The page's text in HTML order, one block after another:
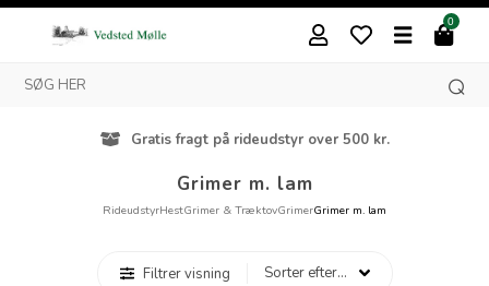
0
Gratis fragt på rideudstyr over 500 kr.
Grimer m. lam
RideudstyrHestGrimer & TræktovGrimerGrimer m. lam
Filtrer visning